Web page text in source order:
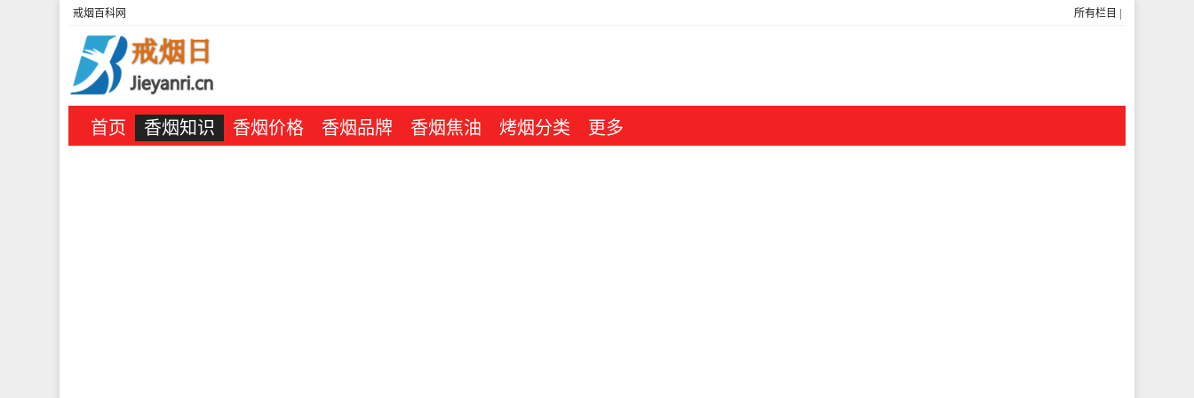
所有栏目
戒烟百科网
首页 香烟知识 香烟价格 香烟品牌 香烟焦油 烤烟分类 更多